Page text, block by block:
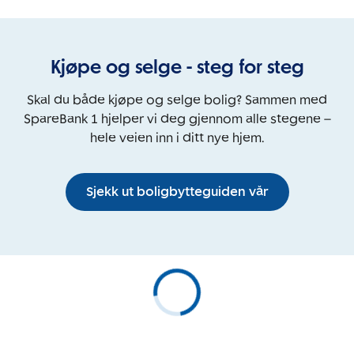
Kjøpe og selge - steg for steg
Skal du både kjøpe og selge bolig? Sammen med
SpareBank 1 hjelper vi deg gjennom alle stegene –
hele veien inn i ditt nye hjem.
Sjekk ut boligbytteguiden vår